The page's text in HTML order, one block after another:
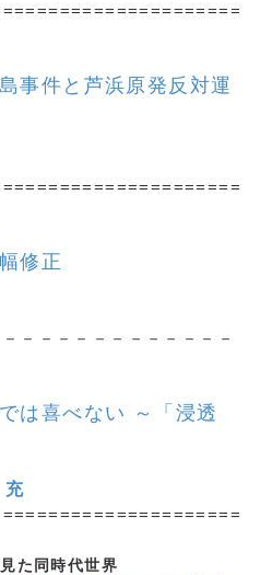
事件と芦浜原発反対運
修正
－－－－－－－－－－－－
は喜べない ～「浸透
た同時代世界